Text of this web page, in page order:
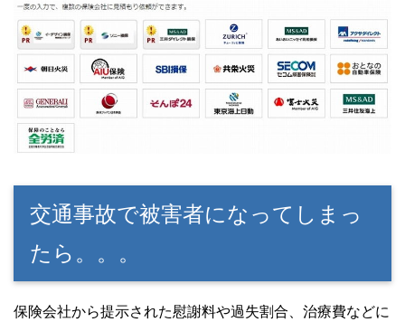
交通事故で被害者になってしまっ
たら。。。
保険会社から提示された慰謝料や過失割合、治療費などに